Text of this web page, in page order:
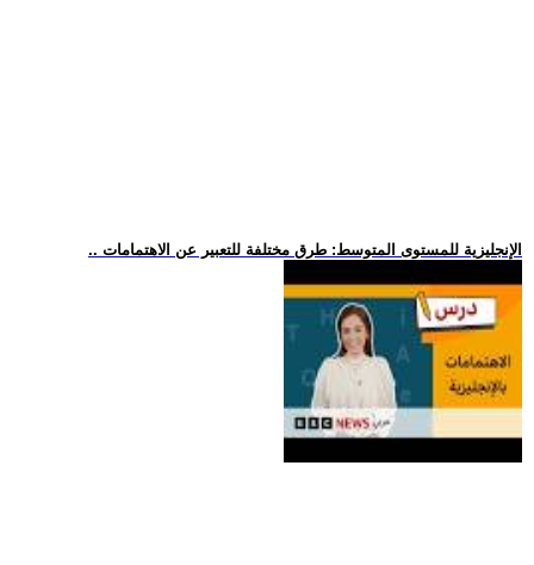
.. الإنجليزية للمستوى المتوسط: طرق مختلفة للتعبير عن الاهتمامات